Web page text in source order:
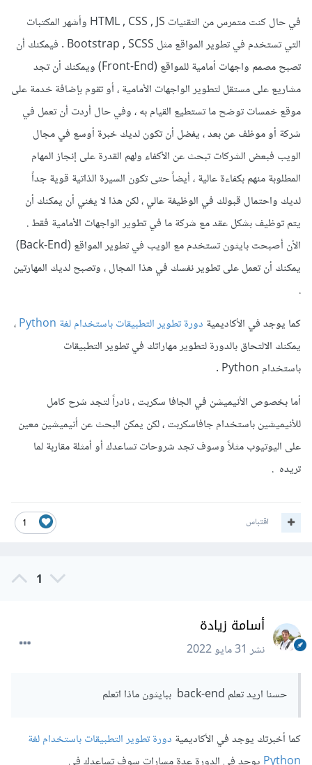
في حال كنت متمرس من التقنيات HTML , CSS , JS وأشهر المكتبات
التي تستخدم في تطوير المواقع مثل Bootstrap , SCSS . فيمكنك أن
تصبح مصمم واجهات أمامية للمواقع (Front-End) ويمكنك أن تجد
مشاريع على مستقل لتطوير الواجهات الأمامية ، أو تقوم بإضافة خدمة على
موقع خمسات توضح ما تستطيع القيام به ، وفي حال أردت أن تعمل في
شركة أو موظف عن بعد ، يفضل أن تكون لديك خبرة أوسع في مجال
الويب فبعض الشركات تبحث عن الأكفاء ولهم القدرة على إنجاز المهام
المطلوبة منهم بكفاءة عالية ، أيضاً حتى تكون السيرة الذاتية قوية جداً
لديك واحتمال قبولك في الوظيفة عالي ، لكن هذا لا يغني أن يمكنك أن
يتم توظيف بشكل عقد مع شركة ما في تطوير الواجهات الأمامية فقط .
الأن أصبحت بايثون تستخدم مع الويب في تطوير المواقع (Back-End)
يمكنك أن تعمل على تطوير نفسك في هذا المجال ، وتصبح لديك المهارتين
.
كما يوجد في الأكاديمية دورة تطوير التطبيقات باستخدام لغة Python
،
يمكنك الالتحاق بالدورة لتطوير مهاراتك في تطوير التطبيقات
باستخدام Python .
أما بخصوص الأنيميشن في الجافا سكربت ، نادراً لتجد شرح كامل
للأنيميشين باستخدام جافاسكربت ، لكن يمكن البحث عن أنيميشين معين
على اليوتيوب مثلاً وسوف تجد شروحات تساعدك أو أمثلة مقاربة لما
تريده .
1 اقتباس
1
أسامة زيادة
نشر31 مايو 2022
حسنا اريد تعلم back-end ببايثون ماذا اتعلم
كما أخبرتك يوجد في الأكاديمية دورة تطوير التطبيقات باستخدام لغة